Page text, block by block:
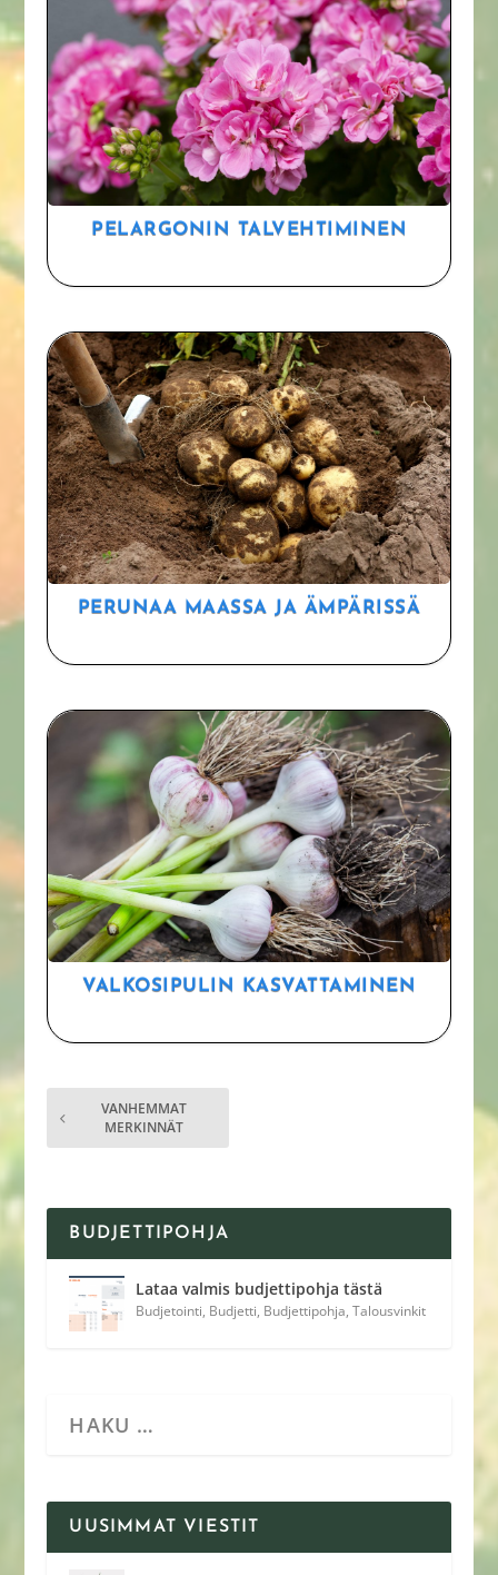
PELARGONIN TALVEHTIMINEN
PERUNAA MAASSA JA ÄMPÄRISSÄ
VALKOSIPULIN KASVATTAMINEN
VANHEMMAT
MERKINNÄT
BUDJETTIPOHJA
Lataa valmis budjettipohja tästä
Budjetointi, Budjetti, Budjettipohja,Talousvinkit
UUSIMMAT VIESTIT